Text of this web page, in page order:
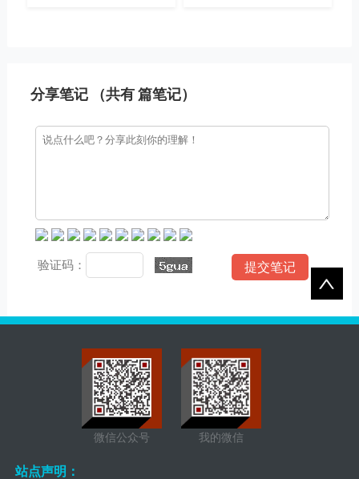
分享笔记 （共有篇笔记）
验证码：
微信公众号 我的微信
站点声明：